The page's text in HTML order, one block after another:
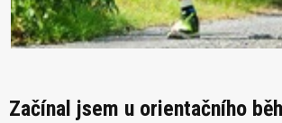
Začínal jsem u orientačního